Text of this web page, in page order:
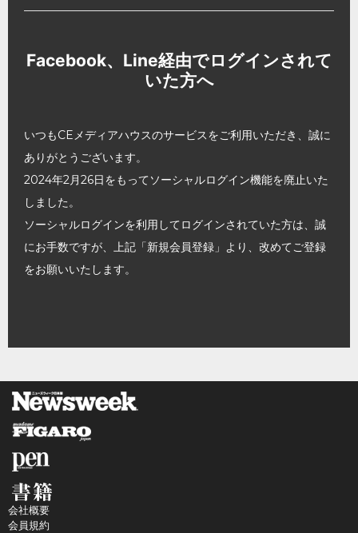
Facebook、Line経由でログインされて
いた方へ
いつもCEメディアハウスのサービスをご利用いただき、誠に
ありがとうございます。
2024年2月26日をもってソーシャルログイン機能を廃止いた
しました。
ソーシャルログインを利用してログインされていた方は、誠
にお手数ですが、上記「新規会員登録」より、改めてご登録
をお願いいたします。
会社概要
会員規約